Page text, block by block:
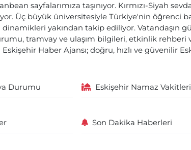
sayfalarımıza taşınıyor. Kırmızı-Siyah
Üç büyük üniversitesiyle Türkiye'nin öğrenci
yakından takip ediliyor. Vatandaşın
tramvay ve ulaşım bilgileri, etkinlik
Haber Ajansı; doğru, hızlı ve güvenilir
Durumu Eskişehir Namaz Vakitleri
Son Dakika Haberleri